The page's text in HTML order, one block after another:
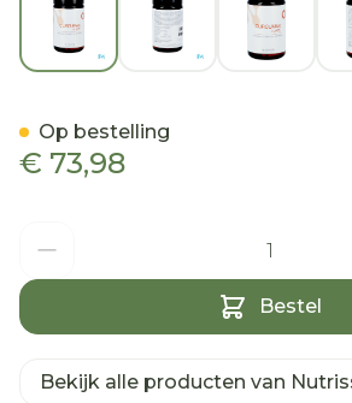
€ 73,98
Bestel
Op bestelling
Bekijk alle producten van